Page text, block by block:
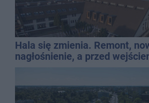
Hala się zmienia. Remont,
nagłośnienie, a przed